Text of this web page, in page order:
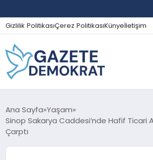
Gizlilik PolitikasıÇerez PolitikasıKünyeİletişim
GÜNDEM
EKONOMI
Ana Sayfa Yaşam
Sinop Sakarya Caddesi’nde Hafif Ticari
Çarptı